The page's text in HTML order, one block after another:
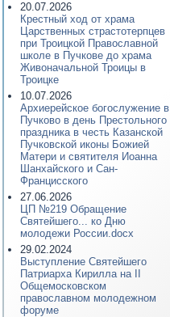
20.07.2026
Крестный ход от храма
Царственных страстотерпцев
при Троицкой Православной
школе в Пучкове до храма
Живоначальной Троицы в
Троицке
10.07.2026
Архиерейское богослужение в
Пучково в день Престольного
праздника в честь Казанской
Пучковской иконы Божией
Матери и святителя Иоанна
Шанхайского и Сан-
Францисского
27.06.2026
ЦП №219 Обращение
Святейшего... ко Дню
молодежи России.docx
29.02.2024
Выступление Святейшего
Патриарха Кирилла на II
Общемосковском
православном молодежном
форуме